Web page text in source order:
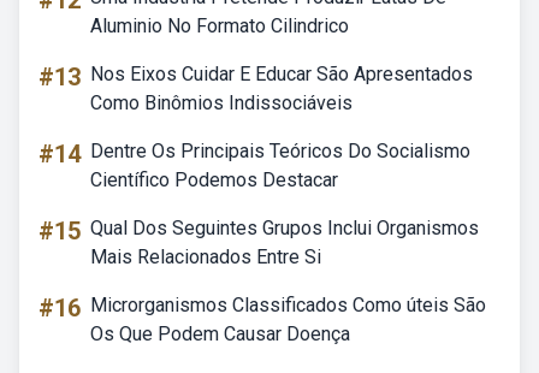
Aluminio No Formato Cilindrico
#13 Nos Eixos Cuidar E Educar São Apresentados
Como Binômios Indissociáveis
#14 Dentre Os Principais Teóricos Do Socialismo
Científico Podemos Destacar
#15 Qual Dos Seguintes Grupos Inclui Organismos
Mais Relacionados Entre Si
#16 Microrganismos Classificados Como úteis São
Os Que Podem Causar Doença